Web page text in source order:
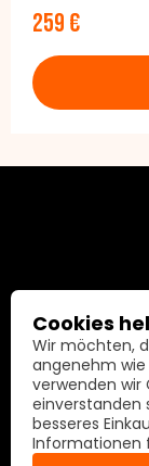
259 €
Cookies
Wir möchten,
angenehm wie
verwenden wir
einverstanden
besseres
Informationen